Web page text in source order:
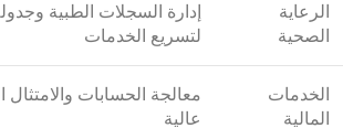
الرعاية
الصحية
إدارة السجلات الطبية
لتسريع الخدمات
الخدمات
المالية
معالجة الحسابات
عالية